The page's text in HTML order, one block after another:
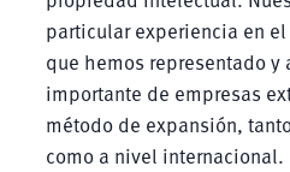
particular experiencia en
que hemos representado y
importante de empresas
método de expansión,
como a nivel internacional.